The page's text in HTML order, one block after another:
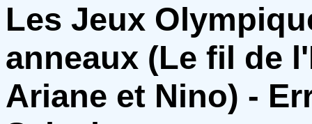
Les Jeux
anneaux (Le fil de
Ariane et Nino) -